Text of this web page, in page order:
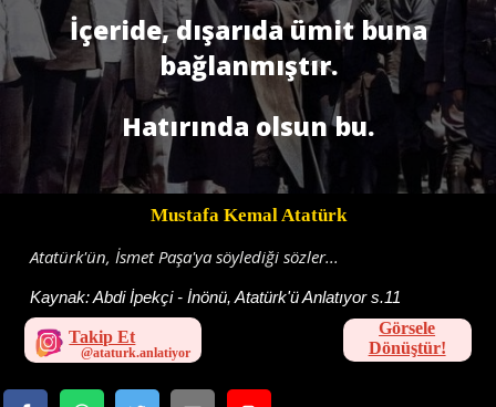
İçeride, dışarıda ümit buna
bağlanmıştır.
Hatırında olsun bu.
Mustafa Kemal Atatürk
Atatürk'ün, İsmet Paşa'ya söylediği sözler...
Kaynak:Abdi İpekçi - İnönü, Atatürk'ü Anlatıyor s.11
Takip Et
Görsele
Dönüştür!